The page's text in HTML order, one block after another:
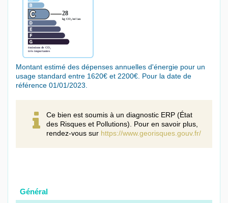
Montant estimé des dépenses annuelles d'énergie pour un
usage standard entre 1620€ et 2200€. Pour la date de
référence 01/01/2023.
Ce bien est soumis à un diagnostic ERP (État
des Risques et Pollutions). Pour en savoir plus,
rendez-vous sur https://www.georisques.gouv.fr/
Général